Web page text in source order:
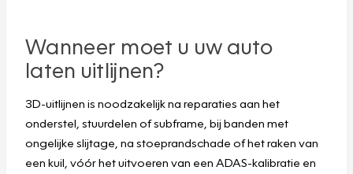
Wanneer moet u uw auto
laten uitlijnen?
3D-uitlijnen is noodzakelijk na reparaties aan het
onderstel, stuurdelen of subframe, bij banden met
ongelijke slijtage, na stoeprandschade of het raken van
een kuil, vóór het uitvoeren van een ADAS-kalibratie en